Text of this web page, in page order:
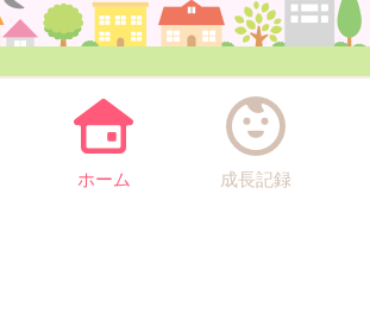
ホーム 成長記録